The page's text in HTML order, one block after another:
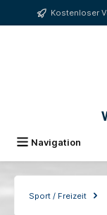
springenKostenloser
Navigation
Sport / Freizeit